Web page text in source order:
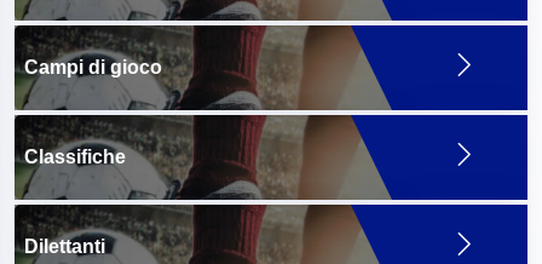
Campi di gioco
Classifiche
Dilettanti